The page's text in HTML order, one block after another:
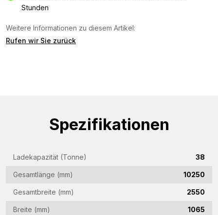
Stunden
Weitere Informationen zu diesem Artikel:
Rufen wir Sie zurück
Spezifikationen
Ladekapazität (Tonne) 38
Gesamtlänge (mm) 10250
Gesamtbreite (mm) 2550
Breite (mm) 1065
(Required)
(Required)
E-
Adresse
(Required)